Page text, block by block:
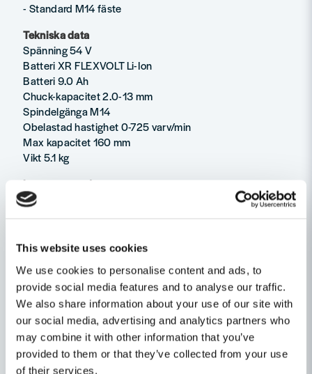
This website uses cookies
We use cookies to personalise content and ads, to
provide social media features and to analyse our traffic.
We also share information about your use of our site with
our social media, advertising and analytics partners who
may combine it with other information that you’ve
provided to them or that they’ve collected from your use
of their services.
- Standard M14 fäste
Tekniska data
Spänning 54 V
Batteri XR FLEXVOLT Li-Ion
Batteri 9.0 Ah
Chuck-kapacitet 2.0-13 mm
Spindelgänga M14
Obelastad hastighet 0-725 varv/min
Max kapacitet 160 mm
Vikt 5.1 kg
Levereras med
2x 54V/18V 3,0/9,0 Ah Li-Ion batterier
Förvaringsbag
Egenskaper
Varumärke DeWalt
Produkttyp Omrörare
Spänning
Ställ en produktfråga
question
Fråga oss något om denna produkten...
Relaterade kategorier